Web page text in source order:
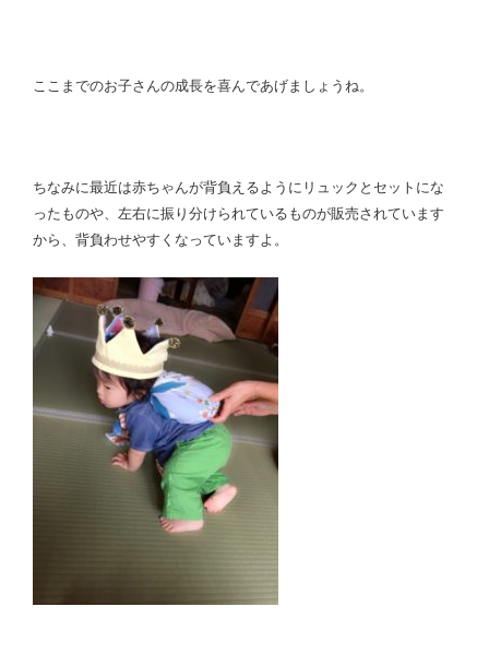
ここまでのお子さんの成長を喜んであげましょうね。
ちなみに最近は赤ちゃんが背負えるようにリュックとセットにな
ったものや、左右に振り分けられているものが販売されています
から、背負わせやすくなっていますよ。